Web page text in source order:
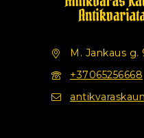
M. Jankaus g.
+37065256668